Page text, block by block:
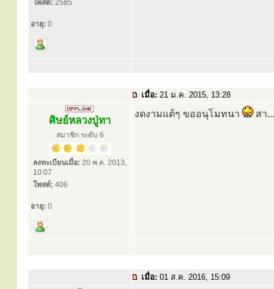
โพสต์: 2585
อายุ: 0
เมื่อ: 21 ม.ค. 2015, 13:28
ศิษย์หลวงปู่ทา
สมาชิก ระดับ 6
ลงทะเบียนเมื่อ: 20 พ.ค. 2013,
10:07
โพสต์: 406
อายุ: 0
งดงามแต้ๆ ขออนุโมทนา สา
เมื่อ: 01 ส.ค. 2016, 15:09